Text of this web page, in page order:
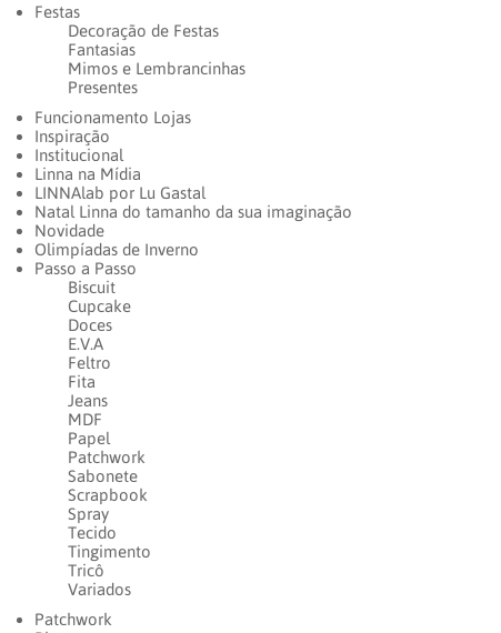
Festas
Decoração de Festas
Fantasias
Mimos e Lembrancinhas
Presentes
Funcionamento Lojas
Inspiração
Institucional
Linna na Mídia
LINNAlab por Lu Gastal
Natal Linna do tamanho da sua imaginação
Novidade
Olimpíadas de Inverno
Passo a Passo
Biscuit
Cupcake
Doces
E.V.A
Feltro
Fita
Jeans
MDF
Papel
Patchwork
Sabonete
Scrapbook
Spray
Tecido
Tingimento
Tricô
Variados
Patchwork